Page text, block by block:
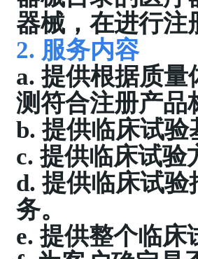
器械，在进行注
2. 服务内容
a. 提供根据质
测符合注册产品
b. 提供临床试
c. 提供临床试验
d. 提供临床试
务。
e. 提供整个临